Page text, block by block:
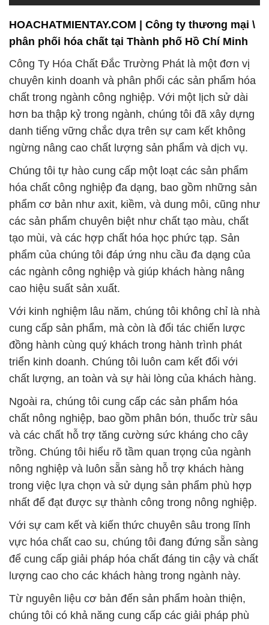
chuyên kinh doanh và phân phối các sản phẩm hóa
chất trong ngành công nghiệp. Với một lịch sử dài
hơn ba thập kỷ trong ngành, chúng tôi đã xây dựng
danh tiếng vững chắc dựa trên sự cam kết không
ngừng nâng cao chất lượng sản phẩm và dịch vụ.
Chúng tôi tự hào cung cấp một loạt các sản phẩm
hóa chất công nghiệp đa dạng, bao gồm những sản
phẩm cơ bản như axit, kiềm, và dung môi, cũng như
các sản phẩm chuyên biệt như chất tạo màu, chất
tạo mùi, và các hợp chất hóa học phức tạp. Sản
phẩm của chúng tôi đáp ứng nhu cầu đa dạng của
các ngành công nghiệp và giúp khách hàng nâng
cao hiệu suất sản xuất.
Với kinh nghiệm lâu năm, chúng tôi không chỉ là nhà
cung cấp sản phẩm, mà còn là đối tác chiến lược
đồng hành cùng quý khách trong hành trình phát
triển kinh doanh. Chúng tôi luôn cam kết đối với
chất lượng, an toàn và sự hài lòng của khách hàng.
Ngoài ra, chúng tôi cung cấp các sản phẩm hóa
chất nông nghiệp, bao gồm phân bón, thuốc trừ sâu
và các chất hỗ trợ tăng cường sức kháng cho cây
trồng. Chúng tôi hiểu rõ tầm quan trọng của ngành
nông nghiệp và luôn sẵn sàng hỗ trợ khách hàng
trong việc lựa chọn và sử dụng sản phẩm phù hợp
nhất để đạt được sự thành công trong nông nghiệp.
Với sự cam kết và kiến thức chuyên sâu trong lĩnh
vực hóa chất cao su, chúng tôi đang đứng sẵn sàng
để cung cấp giải pháp hóa chất đáng tin cậy và chất
lượng cao cho các khách hàng trong ngành này.
Từ nguyên liệu cơ bản đến sản phẩm hoàn thiện,
chúng tôi có khả năng cung cấp các giải pháp phù
hợp với mọi khách hàng, giúp họ nâng cao hiệu
suất sản xuất và tiết kiệm chi phí.
# Công ty phân phối ~ thương mại hóa chất Acid
Photphoric ß Phosphoric Axít tại Bạc Liêu